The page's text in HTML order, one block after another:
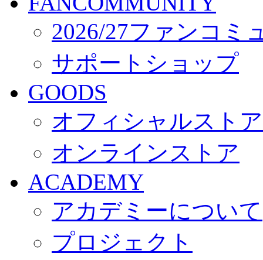
2026/27ファンコミ
サポートショップ
GOODS
オフィシャルスト
オンラインストア
ACADEMY
アカデミーについて
プロジェクト